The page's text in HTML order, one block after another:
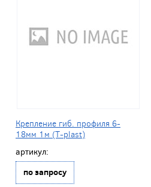
Крепление гиб. профиля 6-
18мм 1м (T-plast)
артикул:
по запросу